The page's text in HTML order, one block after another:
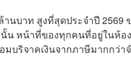
านบาท สูงที่สุดประจําปี
น หน้าที่ของทุกคนที่อยู่ในห้
บริจาคเงินจากภาษีมากกว่า